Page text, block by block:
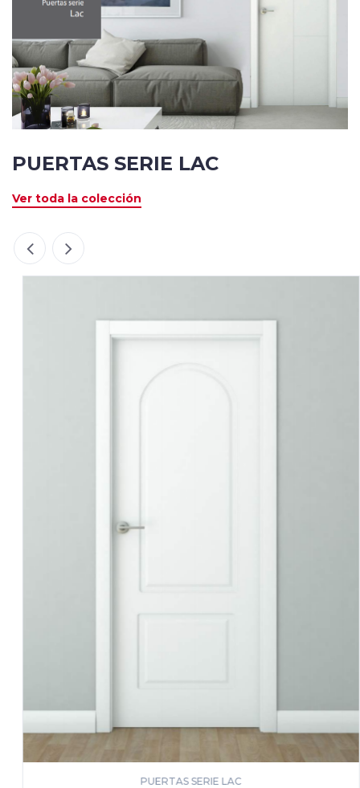
PUERTAS SERIE LAC
Ver toda la colección
PUERTAS SERIE LAC